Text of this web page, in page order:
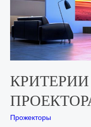
ПРОЕКТОРА
Прожекторы